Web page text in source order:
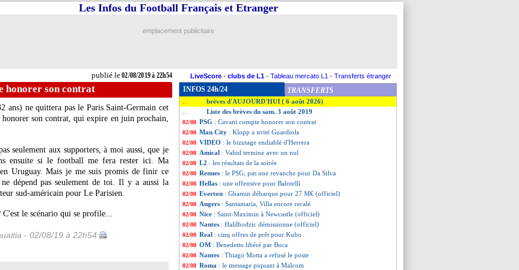
publié le02/08/2019 à 22h54
Les Infos du Football Français et Etranger
emplacement publicitaire
LiveScore - clubs de L1 - Tableau mercato L1 - Transferts étranger
honorer son contrat
ans) ne quittera pas le Paris Saint-Germain cet
son contrat, qui expire en juin prochain,
seulement aux supporters, à moi aussi, que je
ensuite si le football me fera rester ici. Ma
Uruguay. Mais je me suis promis de finir ce
dépend pas seulement de toi. Il y a aussi la
sud-américain pour Le Parisien.
C'est le scénario qui se profile...
- 02/08/19 à 22h54
INFOS 24h/24 TRANSFERTS
brèves d'AUJOURD'HUI ( 6 août 2026)
Liste des brèves du sam. 3 août 2019
02/08 PSG : Cavani compte honorer son contrat
02/08 Man City : Klopp a irrité Guardiola
02/08 VIDEO : le bizutage endiablé d'Herrera
02/08 Amical : Vahid termine avec un nul
02/08 L2 : les résultats de la soirée
02/08 Rennes : le PSG, pas une revanche pour Da Silva
02/08 Hellas : une offensive pour Balotelli
02/08 Everton : Gbamin débarque pour 27 M€ (officiel)
02/08 Angers : Santamaria, Villa encore recalé
02/08 Nice : Saint-Maximin à Newcastle (officiel)
02/08 Nantes : Halilhodzic démissionne (officiel)
02/08 Real : cinq offres de prêt pour Kubo
02/08 OM : Benedetto libéré par Boca
02/08 Nantes : Thiago Motta a refusé le poste
02/08 Roma : le message piquant à Malcom